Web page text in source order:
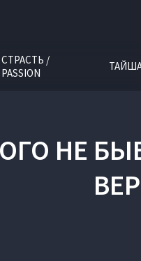
СТРАСТЬ /
PASSION
НЕ